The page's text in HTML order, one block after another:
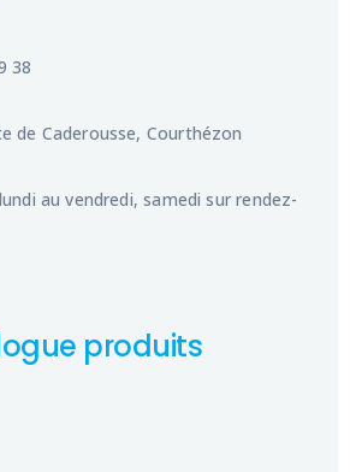
38
de Caderousse, Courthézon
au vendredi, samedi sur rendez-
produits